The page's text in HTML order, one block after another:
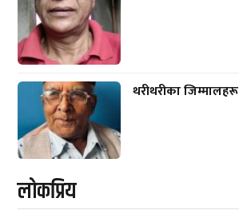
थरीथरीका जिम्मालहरू
लाेकप्रिय